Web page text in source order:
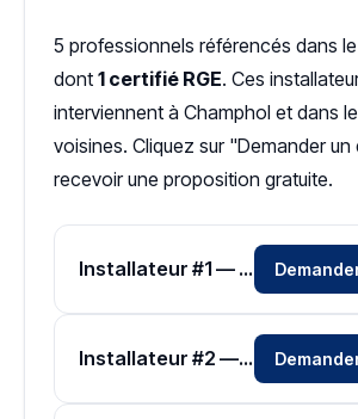
5 professionnels référencés dans
dont 1 certifié RGE. Ces
interviennent à Champhol et dans
voisines. Cliquez sur "Demander
recevoir une proposition gratuite.
Installateur #1 — Zone Eure-et-Loir
Installateur #2 — Zone Eure-et-Loir